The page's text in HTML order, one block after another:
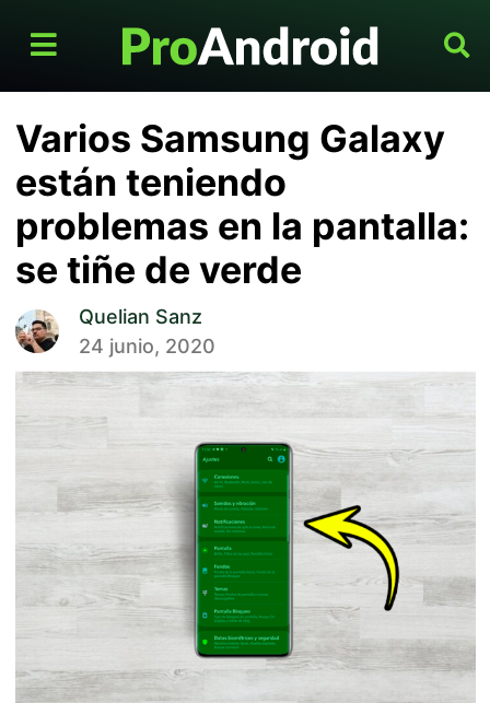
Varios Samsung Galaxy
están teniendo
problemas en la pantalla:
se tiñe de verde
Quelian Sanz
24 junio, 2020